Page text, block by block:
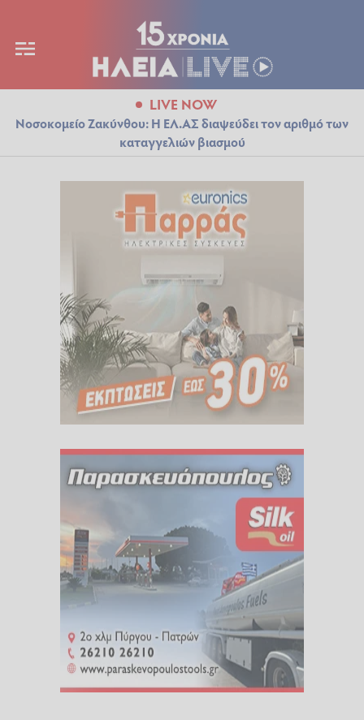
LIVE NOW
Νοσοκομείο Ζακύνθου: Η ΕΛ.ΑΣ διαψεύδει τον αριθμό των
καταγγελιών βιασμού